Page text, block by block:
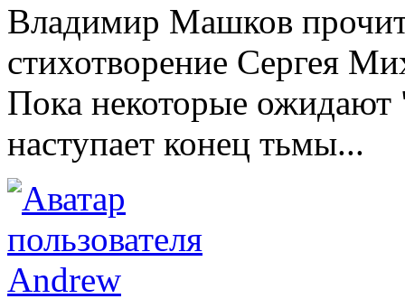
Владимир Машков
стихотворение Сергея
Пока некоторые ожидают
наступает конец тьмы...
Andrew